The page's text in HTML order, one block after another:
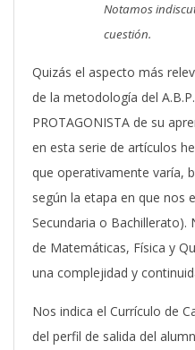
Notamos
cuestión.
Quizás el aspecto más
de la metodología del
PROTAGONISTA de su
en esta serie de artículos
que operativamente varía,
según la etapa en que nos
Secundaria o
de Matemáticas, Física y
una complejidad y
Nos indica el Currículo de
del perfil de salida del